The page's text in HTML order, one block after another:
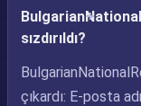
sızdırıldı?
çıkardı: E-posta